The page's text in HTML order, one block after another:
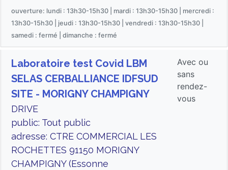
ouverture: lundi : 13h30-15h30 | mardi : 13h30-15h30 | mercredi :
13h30-15h30 | jeudi : 13h30-15h30 | vendredi : 13h30-15h30 |
samedi : fermé | dimanche : fermé
Laboratoire test Covid LBM
SELAS CERBALLIANCE IDFSUD
SITE - MORIGNY CHAMPIGNY
DRIVE
public: Tout public
adresse: CTRE COMMERCIAL LES
ROCHETTES 91150 MORIGNY
CHAMPIGNY (Essonne
Avec ou
sans
rendez-
vous